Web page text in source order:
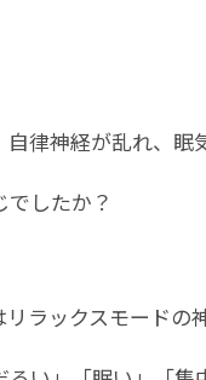
律神経が乱れ、
したか？
ラックスモードの